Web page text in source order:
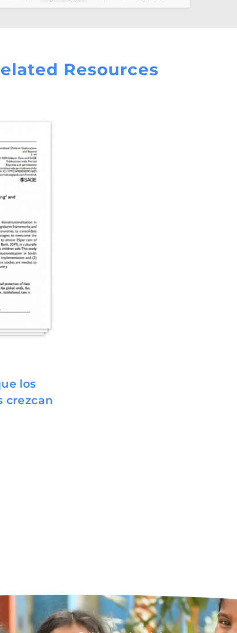
Resources
los
crezcan